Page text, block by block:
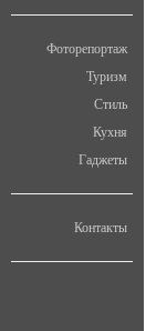
Фоторепортаж
Туризм
Стиль
Кухня
Гаджеты
Контакты